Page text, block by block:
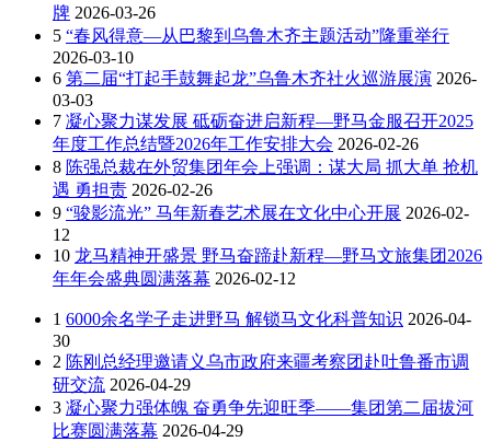
牌 2026-03-26
5 “春风得意—从巴黎到乌鲁木齐主题活动”隆重举行
2026-03-10
6 第二届“打起手鼓舞起龙”乌鲁木齐社火巡游展演 2026-
03-03
7 凝心聚力谋发展 砥砺奋进启新程—野马金服召开2025
年度工作总结暨2026年工作安排大会 2026-02-26
8 陈强总裁在外贸集团年会上强调：谋大局 抓大单 抢机
遇 勇担责 2026-02-26
9 “骏影流光” 马年新春艺术展在文化中心开展 2026-02-
12
10 龙马精神开盛景 野马奋蹄赴新程—野马文旅集团2026
年年会盛典圆满落幕 2026-02-12
1 6000余名学子走进野马 解锁马文化科普知识 2026-04-
30
2 陈刚总经理邀请义乌市政府来疆考察团赴吐鲁番市调
研交流 2026-04-29
3 凝心聚力强体魄 奋勇争先迎旺季——集团第二届拔河
比赛圆满落幕 2026-04-29